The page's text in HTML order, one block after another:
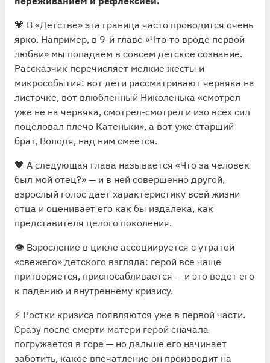
💗 В «Детстве» эта граница часто проводится очень
ярко. Например, в 9-й главе «Что-то вроде первой
любви» мы попадаем в совсем детское сознание.
Рассказчик перечисляет мелкие жесты и
микрособытия: вот дети рассматривают червяка на
листочке, вот влюбленный Николенька «смотрел
уже не на червяка, смотрел-смотрел и изо всех сил
поцеловал плечо Катеньки», а вот уже старший
брат, Володя, над ним смеется.
🖤 А следующая глава называется «Что за человек
был мой отец?» — и в ней совершенно другой,
взрослый голос дает характеристику всей жизни
отца и оценивает его как бы издалека, как
представителя целого поколения.
👁 Взросление в цикле ассоциируется с утратой
«свежего» детского взгляда: герой все чаще
притворяется, приспосабливается — и это ведет его
к падению и внутреннему кризису.
⚡️ Ростки кризиса появляются уже в первой части.
Сразу после смерти матери герой сначала
погружается в горе — но дальше его начинает
заботить, какое впечатление он производит на